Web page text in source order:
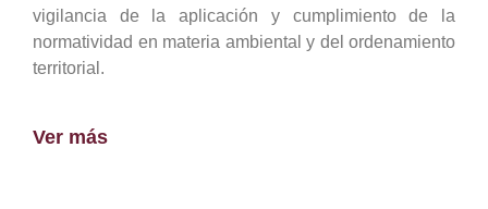
vigilancia de la aplicación y cumplimiento de la
normatividad en materia ambiental y del ordenamiento
territorial.
Ver más